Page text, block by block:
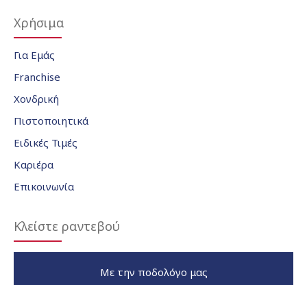
Χρήσιμα
Για Εμάς
Franchise
Χονδρική
Πιστοποιητικά
Ειδικές Τιμές
Καριέρα
Επικοινωνία
Κλείστε ραντεβού
Με την ποδολόγο μας